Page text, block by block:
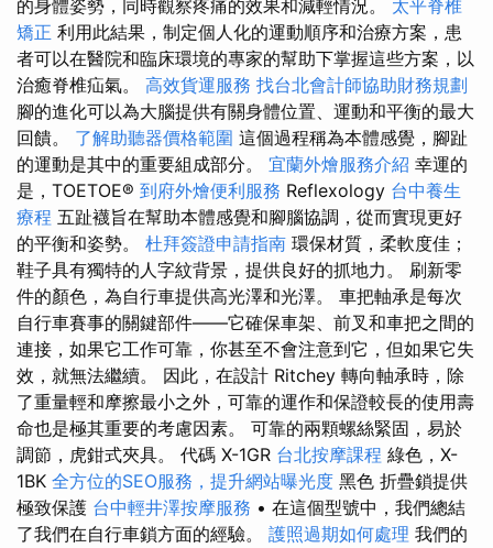
的身體姿勢，同時觀察疼痛的效果和減輕情況。 太平脊椎
矯正 利用此結果，制定個人化的運動順序和治療方案，患
者可以在醫院和臨床環境的專家的幫助下掌握這些方案，以
治癒脊椎疝氣。 高效貨運服務 找台北會計師協助財務規劃
腳的進化可以為大腦提供有關身體位置、運動和平衡的最大
回饋。 了解助聽器價格範圍 這個過程稱為本體感覺，腳趾
的運動是其中的重要組成部分。 宜蘭外燴服務介紹 幸運的
是，TOETOE® 到府外燴便利服務 Reflexology 台中養生
療程 五趾襪旨在幫助本體感覺和腳腦協調，從而實現更好
的平衡和姿勢。 杜拜簽證申請指南 環保材質，柔軟度佳；
鞋子具有獨特的人字紋背景，提供良好的抓地力。 刷新零
件的顏色，為自行車提供高光澤和光澤。 車把軸承是每次
自行車賽事的關鍵部件——它確保車架、前叉和車把之間的
連接，如果它工作可靠，你甚至不會注意到它，但如果它失
效，就無法繼續。 因此，在設計 Ritchey 轉向軸承時，除
了重量輕和摩擦最小之外，可靠的運作和保證較長的使用壽
命也是極其重要的考慮因素。 可靠的兩顆螺絲緊固，易於
調節，虎鉗式夾具。 代碼 X-1GR 台北按摩課程 綠色，X-
1BK 全方位的SEO服務，提升網站曝光度 黑色 折疊鎖提供
極致保護 台中輕井澤按摩服務 • 在這個型號中，我們總結
了我們在自行車鎖方面的經驗。 護照過期如何處理 我們的